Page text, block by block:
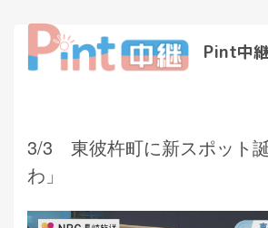
Pint中
3/3 東彼杵町に新スポット
わ」